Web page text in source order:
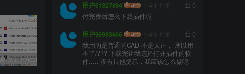
和封闭
PS精简版Adobe Photoshop Elements 2024破解版中文免序列号激活v24.0.0
用户61327894 4个月前
0
付完费后怎么下载插件呢
用户96983666 4个月前
0
我用的是普通的CAD 不是天正， 所以用
不了/??? 下载完让我选择打开插件的软
件..... 没有其他提示，我应该怎么做呢